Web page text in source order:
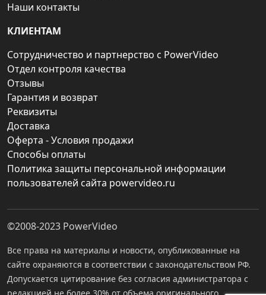
Наши контакты
КЛИЕНТАМ
Сотрудничество и партнерство с PowerVideo
Отдел контроля качества
Отзывы
Гарантия и возврат
Реквизиты
Доставка
Оферта - Условия продажи
Способы оплаты
Политика защиты персональной информации
пользователей сайта powervideo.ru
©2008-2023 PowerVideo
Все права на материалы и новости, опубликованные на
сайте охраняются в соответствии с законодательством РФ.
Допускается цитирование без согласия администратора с